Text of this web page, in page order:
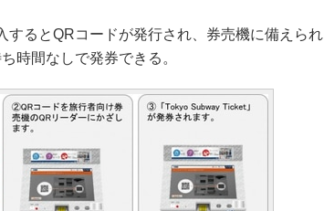
るとQRコードが発行され、券売機に備えられ
時間なしで発券できる。